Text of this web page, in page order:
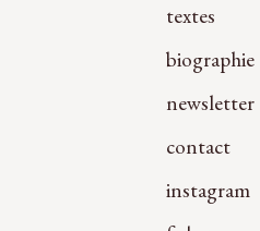
textes
biographie
newsletter
contact
instagram